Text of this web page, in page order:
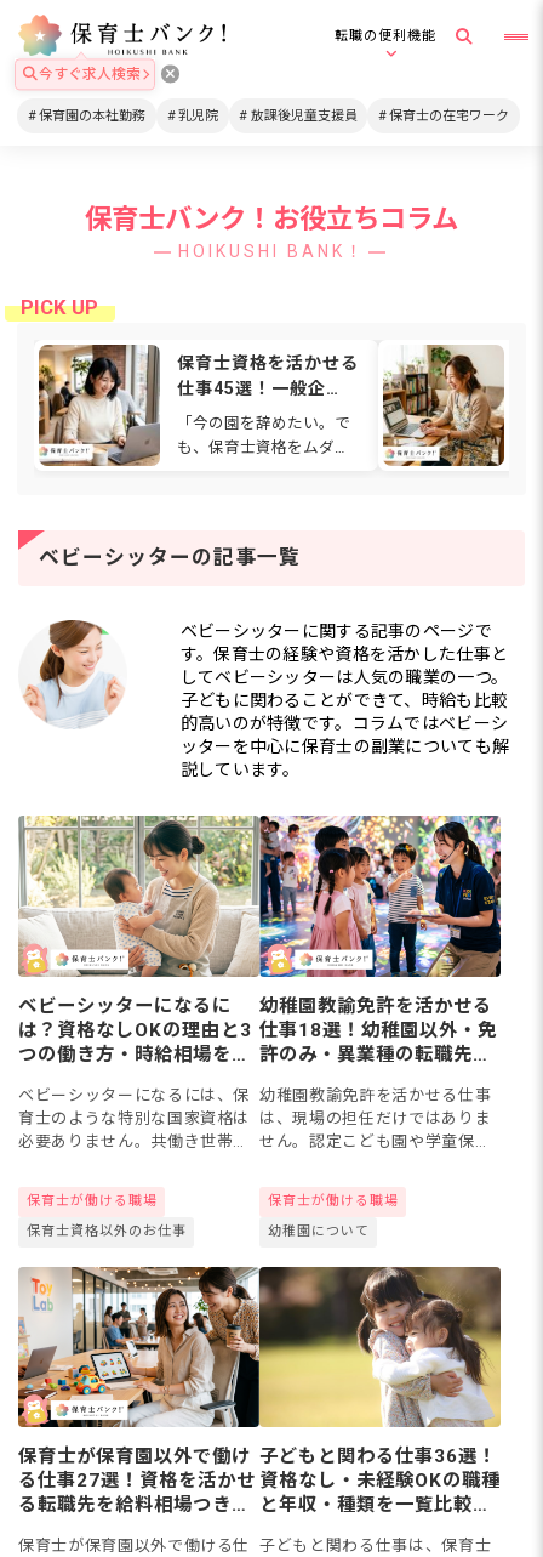
転職の便利機能
今すぐ求人検索
保育園の本社勤務 乳児院 放課後児童支援員 保育士の在宅ワーク
保育士バンク！お役立ちコラム
HOIKUSHI BANK！
保育士資格を活かせる
仕事45選！一般企
業・在宅・福祉など働
ける場所を解説
「今の園を辞めたい。で
も、保育士資格をムダに
の道を考える保育士さん
は少なくありません。保
ベビーシッターの記事一覧
ベビーシッターに関する記事のページで
す。保育士の経験や資格を活かした仕事と
してベビーシッターは人気の職業の一つ。
子どもに関わることができて、時給も比較
的高いのが特徴です。コラムではベビーシ
ッターを中心に保育士の副業についても解
説しています。
ベビーシッターになるに
は？資格なしOKの理由と3
つの働き方・時給相場を解
ベビーシッターになるには、保
育士のような特別な国家資格は
必要ありません。共働き世帯の
整った環境からスタートできま
す。この記事では、3つの働き方
保育士が働ける職場
保育士資格以外のお仕事
幼稚園教諭免許を活かせる
仕事18選！幼稚園以外・免
許のみ・異業種の転職先を
幼稚園教諭免許を活かせる仕事
は、現場の担任だけではありま
せん。認定こども園や学童保育
資格がなく免許のみで働ける職
場、子ども用品メーカーや一般
保育士が働ける職場
幼稚園について
保育士が保育園以外で働け
る仕事27選！資格を活かせ
る転職先を給料相場つきで
保育士が保育園以外で働ける仕
子どもと関わる仕事36選！
資格なし・未経験OKの職種
と年収・種類を一覧比較
子どもと関わる仕事は、保育士